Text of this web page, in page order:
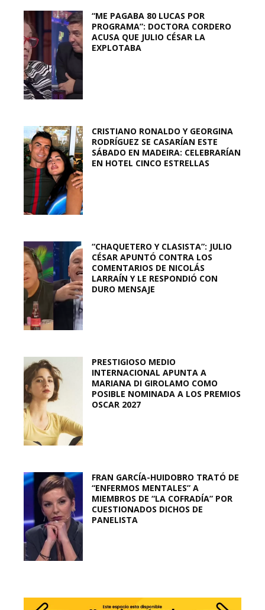
“ME PAGABA 80 LUCAS POR
PROGRAMA”: DOCTORA CORDERO
ACUSA QUE JULIO CÉSAR LA
EXPLOTABA
CRISTIANO RONALDO Y GEORGINA
RODRÍGUEZ SE CASARÍAN ESTE
SÁBADO EN MADEIRA: CELEBRARÍAN
EN HOTEL CINCO ESTRELLAS
“CHAQUETERO Y CLASISTA”: JULIO
CÉSAR APUNTÓ CONTRA LOS
COMENTARIOS DE NICOLÁS
LARRAÍN Y LE RESPONDIÓ CON
DURO MENSAJE
PRESTIGIOSO MEDIO
INTERNACIONAL APUNTA A
MARIANA DI GIROLAMO COMO
POSIBLE NOMINADA A LOS PREMIOS
OSCAR 2027
FRAN GARCÍA-HUIDOBRO TRATÓ DE
“ENFERMOS MENTALES” A
MIEMBROS DE “LA COFRADÍA” POR
CUESTIONADOS DICHOS DE
PANELISTA